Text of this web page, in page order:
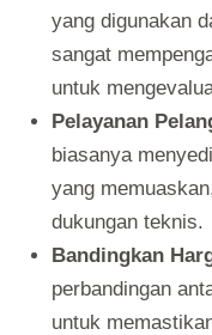
yang digunakan
sangat
untuk
Pelayanan
biasanya
yang
dukungan teknis.
Bandingkan
perbandingan
untuk